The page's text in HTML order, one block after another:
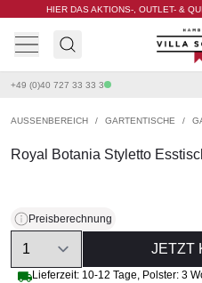
HIER DAS AKTIONS-, OUTLET- &
Villa
+49 (0)40 727 33 33 3
AUSSENBEREICH / GARTENTISCHE /
Royal Botania Styletto
Preisberechnung
Quantity
JETZT
Lieferzeit: 10-12 Tage, Polster: 3